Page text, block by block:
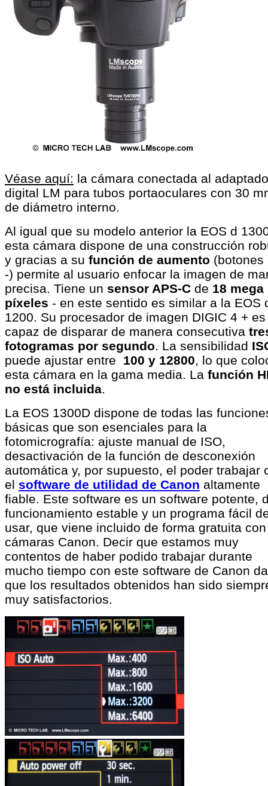
Véase aquí: la cámara conectada al
digital LM para tubos portaoculares con 30
de diámetro interno.
Al igual que su modelo anterior la EOS d
esta cámara dispone de una construcción
y gracias a su función de aumento (botones
-) permite al usuario enfocar la imagen de
precisa. Tiene un sensor APS-C de 18 mega
píxeles - en este sentido es similar a la EOS
1200. Su procesador de imagen DIGIC 4 + es
capaz de disparar de manera consecutiva
fotogramas por segundo. La sensibilidad
puede ajustar entre 100 y 12800, lo que
esta cámara en la gama media. La función
no está incluida.
La EOS 1300D dispone de todas las
básicas que son esenciales para la
fotomicrografía: ajuste manual de ISO,
desactivación de la función de desconexión
automática y, por supuesto, el poder trabajar
el software de utilidad de Canon altamente
fiable. Este software es un software potente,
funcionamiento estable y un programa fácil
usar, que viene incluido de forma gratuita
cámaras Canon. Decir que estamos muy
contentos de haber podido trabajar durante
mucho tiempo con este software de Canon
que los resultados obtenidos han sido
muy satisfactorios.